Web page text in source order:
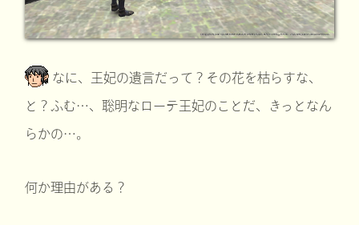
なに、王妃の遺言だって？その花を枯らすな、
と？ふむ…、聡明なローテ王妃のことだ、きっとなん
らかの…。
何か理由がある？